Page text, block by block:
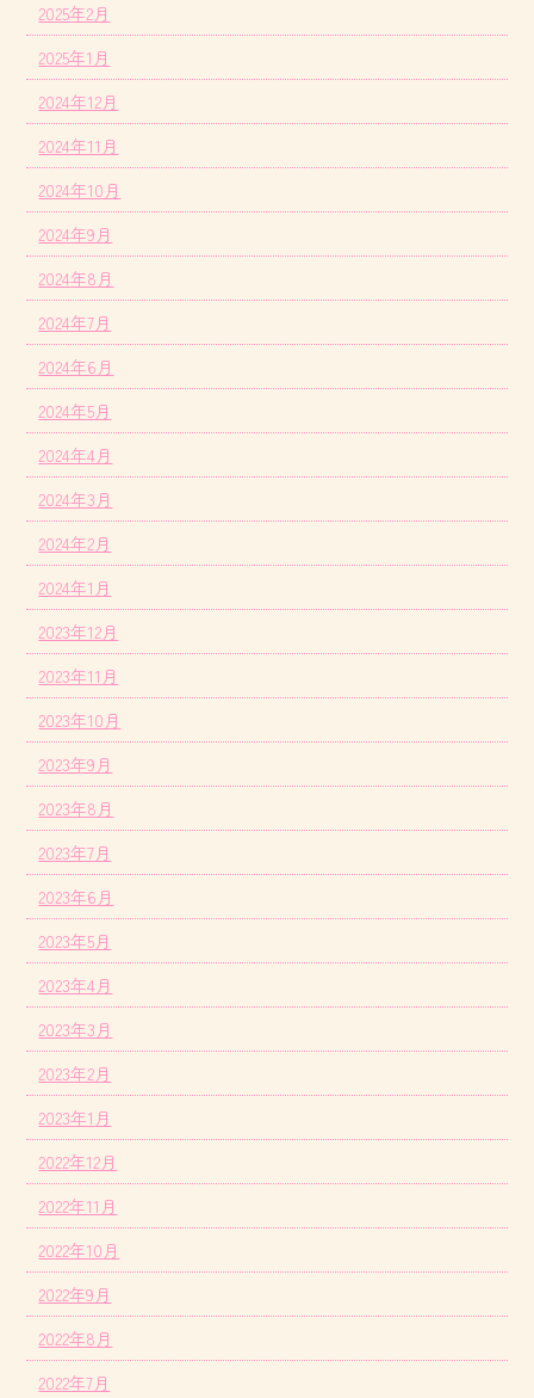
2025年2月
2025年1月
2024年12月
2024年11月
2024年10月
2024年9月
2024年8月
2024年7月
2024年6月
2024年5月
2024年4月
2024年3月
2024年2月
2024年1月
2023年12月
2023年11月
2023年10月
2023年9月
2023年8月
2023年7月
2023年6月
2023年5月
2023年4月
2023年3月
2023年2月
2023年1月
2022年12月
2022年11月
2022年10月
2022年9月
2022年8月
2022年7月